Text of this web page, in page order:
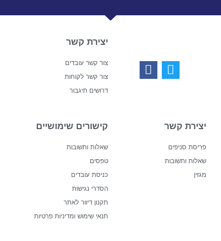
יצירת קשר
צור קשר עובדים
צור קשר לקוחות
דרושים תיגבור
יצירת קשר
פריסת סניפים
שאלות ותשובות
מגזין
קישורים שימושיים
שאלות ותשובות
טפסים
כניסת עובדים
הסדרי נגישות
תקנון דיוור לאתר
תנאי שימוש ומדיניות פרטיות